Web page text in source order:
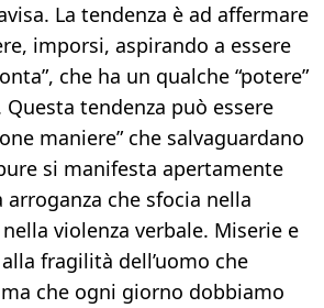
La tendenza è ad affermare
imporsi, aspirando a essere
che ha un qualche “potere”
tendenza può essere
maniere” che salvaguardano
si manifesta apertamente
che sfocia nella
violenza verbale. Miserie e
fragilità dell’uomo che
che ogni giorno dobbiamo